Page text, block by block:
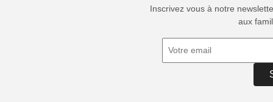
Inscrivez vous à notre
aux